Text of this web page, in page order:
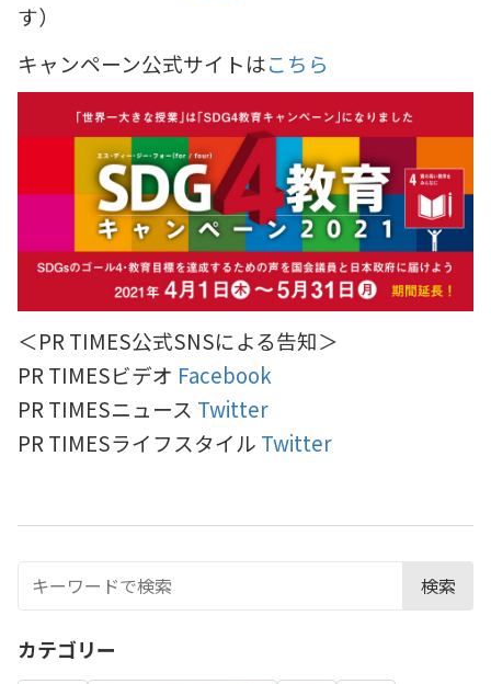
す）
キャンペーン公式サイトはこちら
＜PR TIMES公式SNSによる告知＞
PR TIMESビデオ Facebook
PR TIMESニュース Twitter
PR TIMESライフスタイル Twitter
検索
カテゴリー